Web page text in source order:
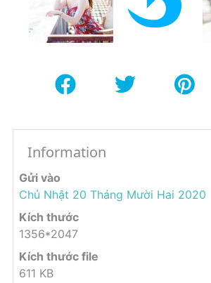
Information
Gửi vào
Chủ Nhật 20 Tháng Mười Hai 2020
Kích thước
1356*2047
Kích thước file
611 KB